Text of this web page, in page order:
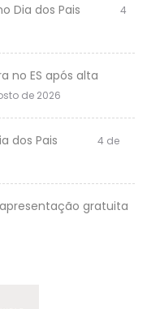
Dia dos Pais
4
no ES após alta
de 2026
dos Pais
4 de
gratuita